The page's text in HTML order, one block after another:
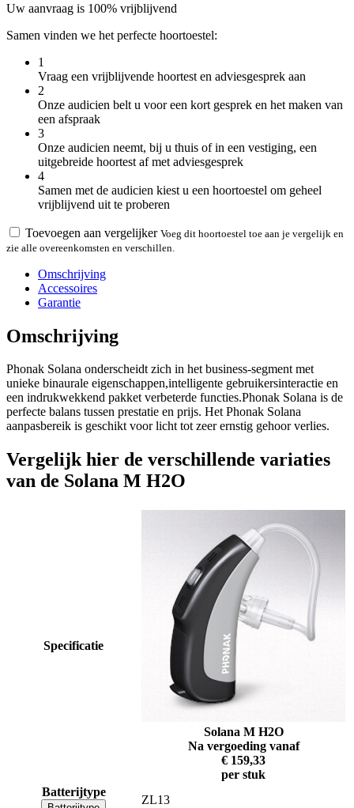
Uw aanvraag is 100% vrijblijvend
Samen vinden we het perfecte hoortoestel:
1
Vraag een vrijblijvende hoortest en adviesgesprek aan
2
Onze audicien belt u voor een kort gesprek en het maken van
een afspraak
3
Onze audicien neemt, bij u thuis of in een vestiging, een
uitgebreide hoortest af met adviesgesprek
4
Samen met de audicien kiest u een hoortoestel om geheel
vrijblijvend uit te proberen
Toevoegen aan vergelijker Voeg dit hoortoestel toe aan je vergelijk en
zie alle overeenkomsten en verschillen.
Omschrijving
Accessoires
Garantie
Omschrijving
Phonak Solana onderscheidt zich in het business-segment met
unieke binaurale eigenschappen,intelligente gebruikersinteractie en
een indrukwekkend pakket verbeterde functies.Phonak Solana is de
perfecte balans tussen prestatie en prijs. Het Phonak Solana
aanpasbereik is geschikt voor licht tot zeer ernstig gehoor verlies.
Vergelijk hier de verschillende variaties
van de Solana M H2O
Specificatie
Solana M H2O
Na vergoeding vanaf
€ 159,33
per stuk
Batterijtype
ZL13